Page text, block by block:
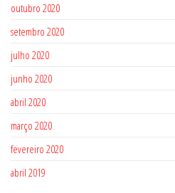
outubro 2020
setembro 2020
julho 2020
junho 2020
abril 2020
março 2020
fevereiro 2020
abril 2019